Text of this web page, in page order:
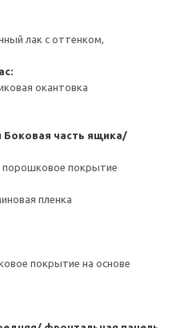
лак с оттенком,
окантовка
Боковая часть ящика/
порошковое покрытие
пленка
покрытие на основе